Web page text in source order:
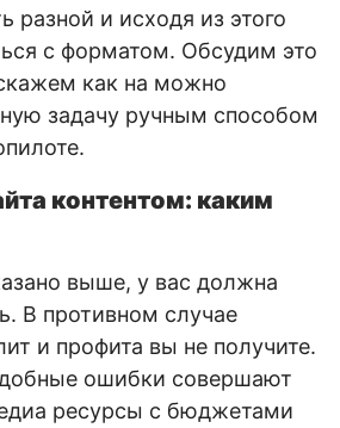
и исходя из этого
с форматом. Обсудим это
как на можно
задачу ручным способом
контентом: каким
выше, у вас должна
В противном случае
и профита вы не получите.
ошибки совершают
ресурсы с бюджетами